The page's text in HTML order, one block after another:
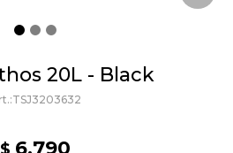
20L - Black
TSJ3203632
$ 6.790